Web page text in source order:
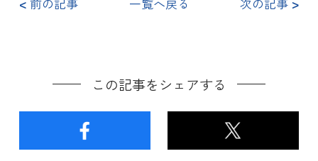
この記事をシェアする